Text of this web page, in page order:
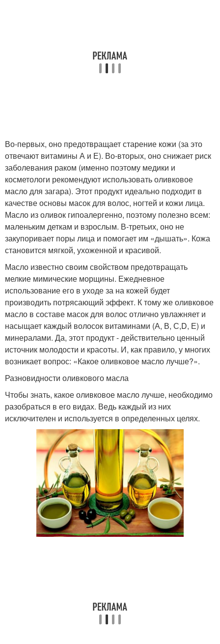
Во-первых, оно предотвращает старение кожи (за это
отвечают витамины А и Е). Во-вторых, оно снижает риск
заболевания раком (именно поэтому медики и
косметологи рекомендуют использовать оливковое
масло для загара). Этот продукт идеально подходит в
качестве основы масок для волос, ногтей и кожи лица.
Масло из оливок гипоалергенно, поэтому полезно всем:
маленьким деткам и взрослым. В-третьих, оно не
закупоривает поры лица и помогает им «дышать». Кожа
становится мягкой, ухоженной и красивой.
Масло известно своим свойством предотвращать
мелкие мимические морщины. Ежедневное
использование его в уходе за на кожей будет
производить потрясающий эффект. К тому же оливковое
масло в составе масок для волос отлично увлажняет и
насыщает каждый волосок витаминами (А, В, С,D, Е) и
минералами. Да, этот продукт - действительно ценный
источник молодости и красоты. И, как правило, у многих
возникает вопрос: «Какое оливковое масло лучше?».
Разновидности оливкового масла
Чтобы знать, какое оливковое масло лучше, необходимо
разобраться в его видах. Ведь каждый из них
исключителен и используется в определенных целях.